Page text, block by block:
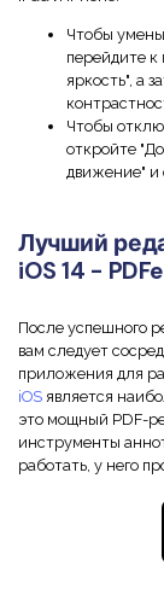
Чтобы
перейдите
яркость", а
Чтобы
откройте
движение" и
Лучший
iOS 14 -
После успешного
вам следует
приложения для
iOS является
это мощный PDF-
инструменты
работать, у него